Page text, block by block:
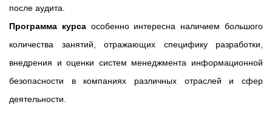
после аудита.
Программа курсаособенно интересна наличием большого
количества занятий, отражающих специфику разработки,
внедрения и оценки систем менеджмента информационной
безопасности в компаниях различных отраслей и сфер
деятельности.